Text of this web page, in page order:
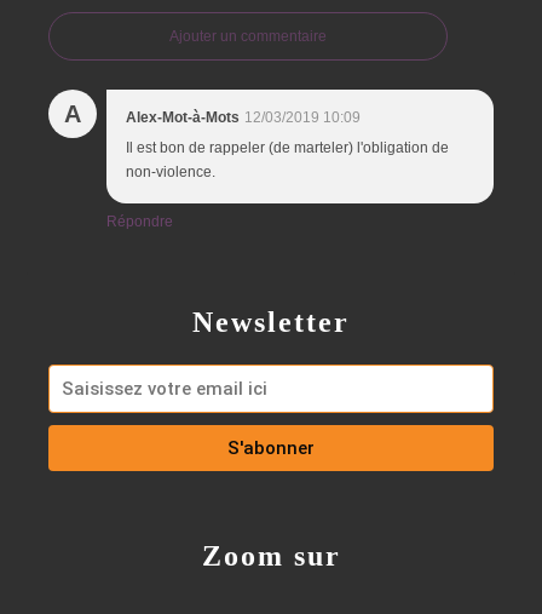
Ajouter un commentaire
A Alex-Mot-à-Mots 12/03/2019 10:09
Il est bon de rappeler (de marteler) l'obligation de
non-violence.
Répondre
Newsletter
Zoom sur